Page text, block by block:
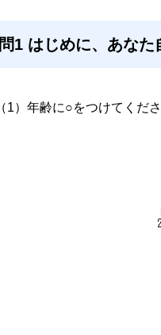
問1 はじめに、あなた
（1）年齢に○をつけてくださ